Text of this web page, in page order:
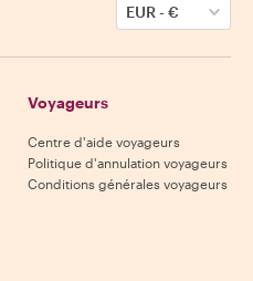
EUR-€
Voyageurs
Centre d'aide voyageurs
Politique d'annulation voyageurs
Conditions générales voyageurs